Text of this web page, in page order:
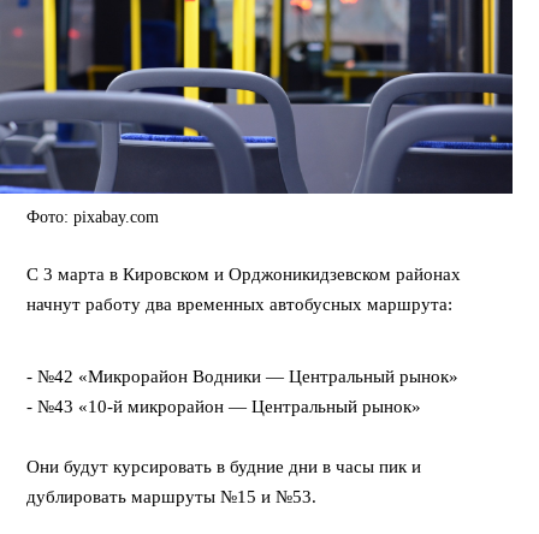
Фото: pixabay.com
С 3 марта в Кировском и Орджоникидзевском районах
начнут работу два временных автобусных маршрута:
- №42 «Микрорайон Водники — Центральный рынок»
- №43 «10-й микрорайон — Центральный рынок»
Они будут курсировать в будние дни в часы пик и
дублировать маршруты №15 и №53.